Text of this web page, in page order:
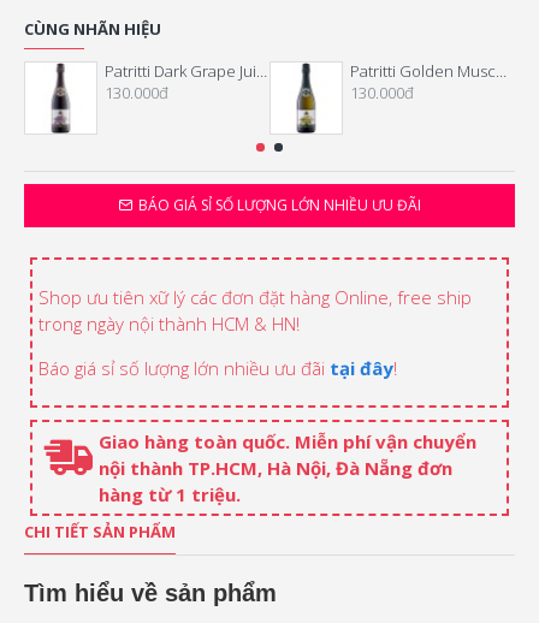
BÁO GIÁ SỈ SỐ LƯỢNG LỚN NHIỀU ƯU ĐÃI
CÙNG NHÃN HIỆU
Patritti Dark Grape Juice Nho Tím
130.000đ
Patritti Golden Muscatel Grape Juice (Nho Xanh)
130.000đ
Shop ưu tiên xữ lý các đơn đặt hàng Online, free ship
trong ngày nội thành HCM & HN!
Báo giá sỉ số lượng lớn nhiều ưu đãi tại đây!
Giao hàng toàn quốc. Miễn phí vận chuyển
nội thành TP.HCM, Hà Nội, Đà Nẵng đơn
hàng từ 1 triệu.
CHI TIẾT SẢN PHẨM
Tìm hiểu về sản phẩm